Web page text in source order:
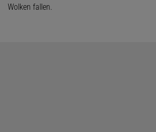
Wolken fallen.